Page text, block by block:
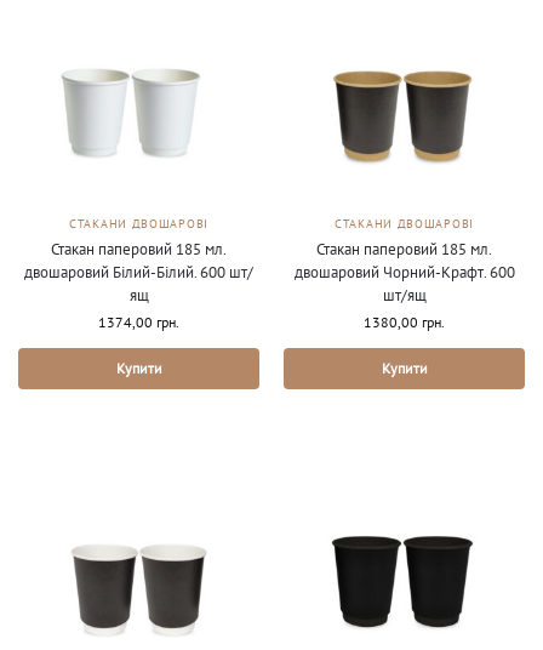
СТАКАНИ ДВОШАРОВІ
Стакан паперовий 185 мл.
двошаровий Білий-Білий. 600 шт/
ящ
1374,00 грн.
Купити
СТАКАНИ ДВОШАРОВІ
Стакан паперовий 185 мл.
двошаровий Чорний-Крафт. 600
шт/ящ
1380,00 грн.
Купити